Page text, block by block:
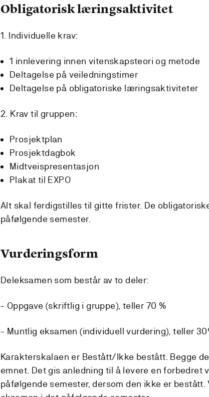
Obligatorisk læringsaktivitet
1. Individuelle krav:
1 innlevering innen vitenskapsteori og metode
Deltagelse på veiledningstimer
Deltagelse på obligatoriske læringsaktiviteter
2. Krav til gruppen:
Prosjektplan
Prosjektdagbok
Midtveispresentasjon
Plakat til EXPO
Alt skal ferdigstilles til gitte frister. De
påfølgende semester.
Vurderingsform
Deleksamen som består av to deler:
- Oppgave (skriftlig i gruppe), teller 70 %
- Muntlig eksamen (individuell vurdering), teller
Karakterskalaen er Bestått/Ikke bestått. Begge
emnet. Det gis anledning til å levere en forbedret
påfølgende semester, dersom den ikke er